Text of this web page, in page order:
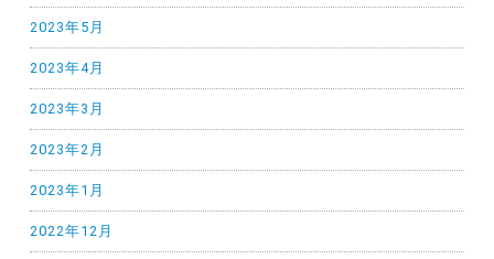
2023年5月
2023年4月
2023年3月
2023年2月
2023年1月
2022年12月